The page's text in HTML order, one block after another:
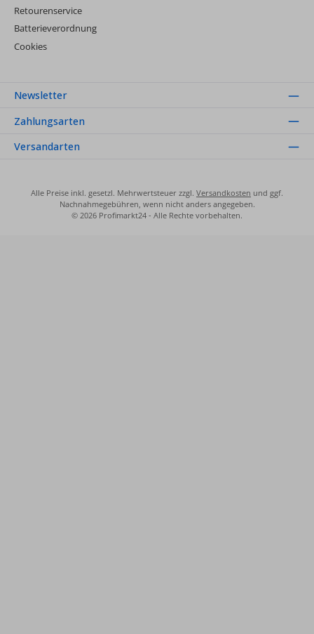
Retourenservice
Batterieverordnung
Cookies
Newsletter
Zahlungsarten
Versandarten
Alle Preise inkl. gesetzl. Mehrwertsteuer zzgl. Versandkosten und ggf.
Nachnahmegebühren, wenn nicht anders angegeben.
© 2026 Profimarkt24 - Alle Rechte vorbehalten.